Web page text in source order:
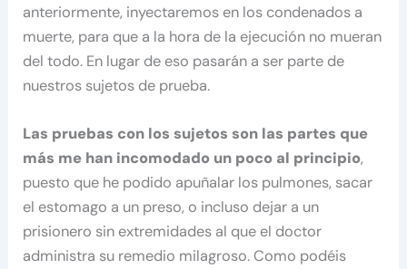
anteriormente, inyectaremos en los condenados a
muerte, para que a la hora de la ejecución no mueran
del todo. En lugar de eso pasarán a ser parte de
nuestros sujetos de prueba.
Las pruebas con los sujetos son las partes que
más me han incomodado un poco al principio,
puesto que he podido apuñalar los pulmones, sacar
el estomago a un preso, o incluso dejar a un
prisionero sin extremidades al que el doctor
administra su remedio milagroso. Como podéis